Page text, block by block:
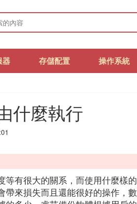
器 存儲配置 操作系統
什麼執行
等有很大的關系，而使用什麼樣的
帶來損失而且還能很好的操作，數